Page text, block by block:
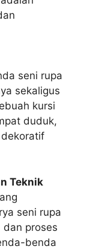
seni rupa
sekaligus
kursi
duduk,
Teknik
seni rupa
proses
benda